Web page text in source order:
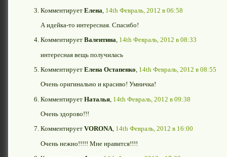
Комментирует Елена 14th Февраль, 2012 в 06:58
А идейка-то интересная. Спасибо!
Комментирует Валентина, 14th Февраль, 2012 в 08:33
интересная вещь получилась
Комментирует Елена Остапенко 14th Февраль, 2012 в 08:55
Очень оригинально и красиво! Умничка!
Комментирует Наталья 14th Февраль, 2012 в 09:38
Очень здорово!!!
Комментирует VORONA, 14th Февраль, 2012 в 16:00
Очень нежно!!!!! Мне нравится!!!!